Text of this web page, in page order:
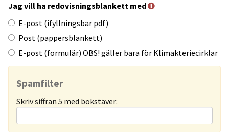
Jag vill ha redovisningsblankett med
Jag
vill
ha
redovisningsblankett
med
E-post (ifyllningsbar pdf)
Post (pappersblankett)
E-post (formulär) OBS! gäller bara för Klimakteriecirklar
Spamfilter
Skriv siffran 5 med bokstäver: